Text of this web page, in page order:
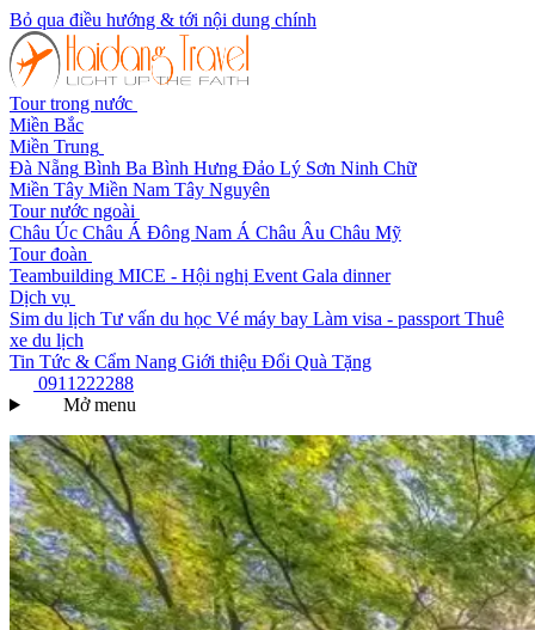
Bỏ qua điều hướng & tới nội dung chính
Tour trong nước
Miền Bắc
Miền Trung
Đà Nẵng Bình Ba Bình Hưng Đảo Lý Sơn Ninh Chữ
Miền Tây Miền Nam Tây Nguyên
Tour nước ngoài
Châu Úc Châu Á Đông Nam Á Châu Âu Châu Mỹ
Tour đoàn
Teambuilding MICE - Hội nghị Event Gala dinner
Dịch vụ
Sim du lịch Tư vấn du học Vé máy bay Làm visa - passport Thuê
xe du lịch
Tin Tức & Cẩm Nang Giới thiệu Đổi Quà Tặng
0911222288
Mở menu
Trang chủ
Tour nước ngoài
Tour Du Lịch Hàn Quốc Trọn Gói 2026 – Seoul, Nami,
Everland, Jeju
Quốc gia: Tour Du Lịch Hàn Quốc Trọn Gói 2026 – Seoul, Nami,
Everland, Jeju
Tìm